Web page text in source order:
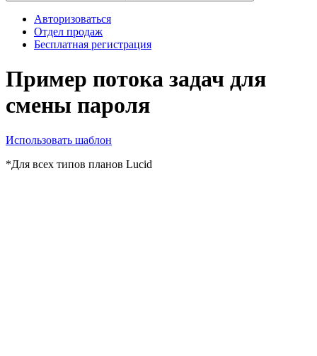
Авторизоваться
Отдел продаж
Бесплатная регистрация
Пример потока задач для
смены пароля
Использовать шаблон
*Для всех типов планов Lucid